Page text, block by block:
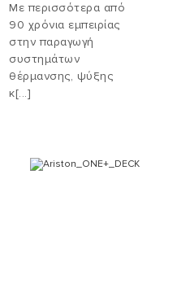
Με περισσότερα από
90 χρόνια εμπειρίας
στην παραγωγή
συστημάτων
θέρμανσης, ψύξης
κ[...]